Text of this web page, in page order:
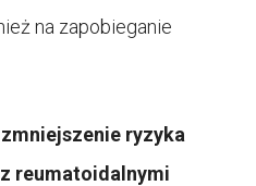
na zapobieganie
ryzyka
reumatoidalnymi